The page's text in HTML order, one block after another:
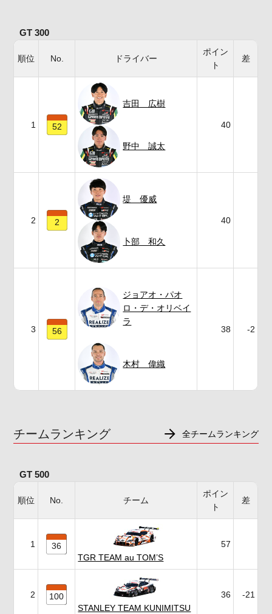
GT 300
順位 No. ドライバー
ポイン
ト
差
1 52
吉田 広樹
野中 誠太
40
2 2
堤 優威
卜部 和久
40
3 56
ジョアオ・パオ
ロ・デ・オリベイ
ラ
木村 偉織
38 -2
チームランキング 全チームランキング
GT 500
順位 No. チーム
ポイン
ト
差
1
36
TGR TEAM au TOM’S
57
2
100
STANLEY TEAM KUNIMITSU
36 -21